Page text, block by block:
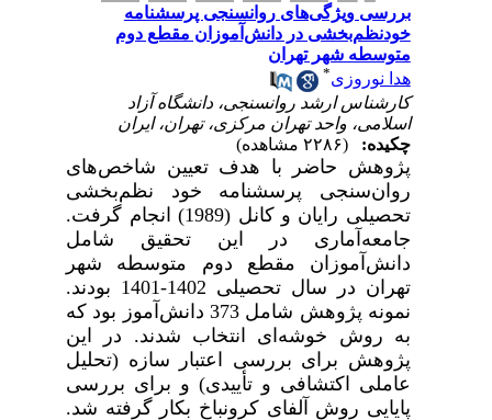
بررسی ویژگی‌های روانسنجی پرسشنامه
خودنظم‌بخشی در دانش‌آموزان مقطع دوم
متوسطه شهر تهران
هدا نوروزی*
کارشناس ارشد روانسنجی، دانشگاه آزاد
اسلامی، واحد تهران مرکزی، تهران، ایران
چکیده:
پژوهش حاضر با هدف تعیین شاخص‌های
روان‌سنجی پرسشنامه خود نظم‌بخشی
تحصیلی رایان و کانل (1989) انجام گرفت.
جامعهآماری در این تحقیق شامل
دانش‌آموزان مقطع دوم متوسطه شهر
تهران در سال تحصیلی 1402-1401 بودند.
نمونه پژوهش شامل 373 دانش‌آموز بود که
به روش خوشه‌ای انتخاب شدند. در این
پژوهش برای بررسی اعتبار سازه (تحلیل
عاملی اکتشافی و تأییدی) و برای بررسی
پایایی روش آلفای کرونباخ بکار گرفته شد.